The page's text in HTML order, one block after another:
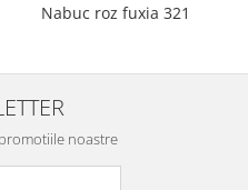
Nabuc roz fuxia 321
noastre